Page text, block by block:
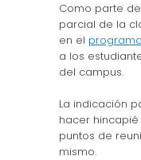
Como parte
parcial de la
en el
a los
del campus.
La indicación
hacer
puntos de
mismo.